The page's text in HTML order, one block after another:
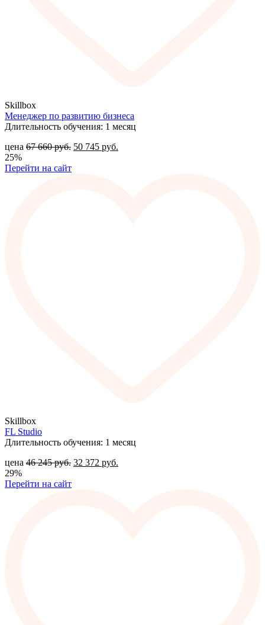
Skillbox
Менеджер по развитию бизнеса
Длительность обучения: 1 месяц
цена 67 660руб. 50 745 руб.
25%
Перейти на сайт
Skillbox
FL Studio
Длительность обучения: 1 месяц
цена 46 245руб. 32 372 руб.
29%
Перейти на сайт